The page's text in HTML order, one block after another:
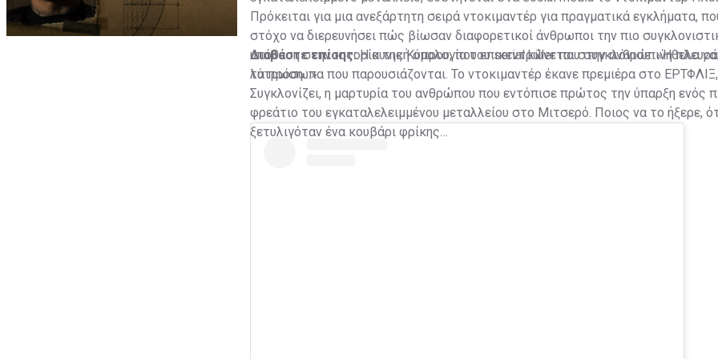
Πρόκειται για μια ανεξάρτητη σειρά ντοκιμαντέρ για πραγματικά εγκλήματα,
στόχο να διερευνήσει πώς βίωσαν διαφορετικοί άνθρωποι την πιο
υπόθεση στην ιστορία της Κύπρου, που επικεντρώνεται στην ανθρώπινη
τα πρόσωπα που παρουσιάζονται. Το ντοκιμαντέρ έκανε πρεμιέρα στο
Διαβάστε επίσης:Η κυνική ομολογία του serial killer που συγκλόνισε: «Ήθελα
λύτρωση…»
Συγκλονίζει, η μαρτυρία του ανθρώπου που εντόπισε πρώτος την ύπαρξη ενός
φρεάτιο του εγκαταλελειμμένου μεταλλείου στο Μιτσερό. Ποιος να το ήξερε,
ξετυλιγόταν ένα κουβάρι φρίκης…